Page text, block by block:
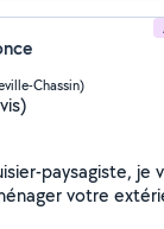
Chassin)
paysagiste, je
votre extérieur : -